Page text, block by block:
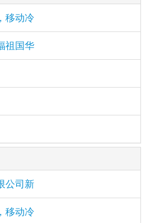
移动冷
祖国华
公司新
移动冷